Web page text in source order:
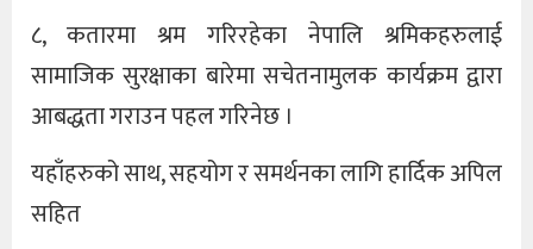
८, कतारमा श्रम गरिरहेका नेपालि श्रमिकहरुलाई
सामाजिक सुरक्षाका बारेमा सचेतनामुलक कार्यक्रम द्वारा
आबद्धता गराउन पहल गरिनेछ ।
यहाँहरुको साथ, सहयोग र समर्थनका लागि हार्दिक अपिल
सहित